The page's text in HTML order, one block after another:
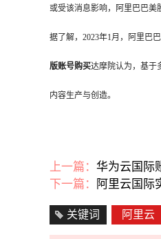
或受该消息影响，阿里巴巴美
据了解，2023年1月，阿里巴
版账号购买达摩院认为，基于
内容生产与创造。
上一篇： 华为云国际
下一篇：
阿里云国际
关键词 阿里云